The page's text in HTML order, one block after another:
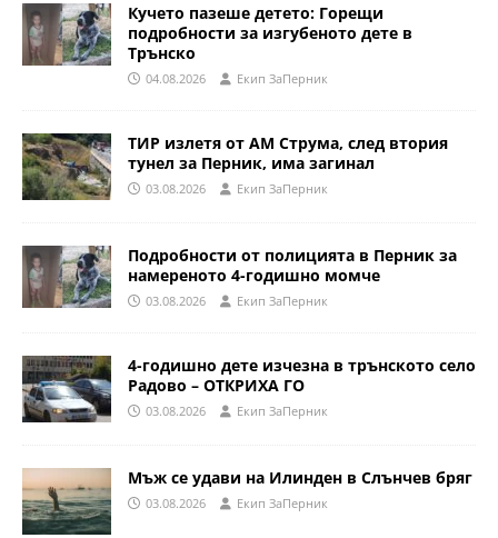
Кучето пазеше детето: Горещи
подробности за изгубеното дете в
Трънско
04.08.2026 Eкип ЗаПерник
ТИР излетя от АМ Струма, след втория
тунел за Перник, има загинал
03.08.2026 Eкип ЗаПерник
Подробности от полицията в Перник за
намереното 4-годишно момче
03.08.2026 Eкип ЗаПерник
4-годишно дете изчезна в трънското село
Радово – ОТКРИХА ГО
03.08.2026 Eкип ЗаПерник
Мъж се удави на Илинден в Слънчев бряг
03.08.2026 Eкип ЗаПерник